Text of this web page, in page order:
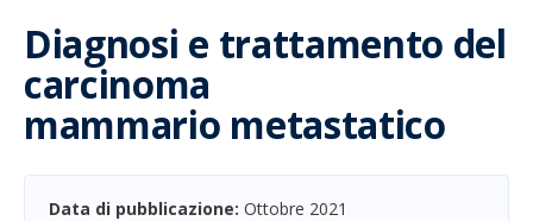
Diagnosi e trattamento del
carcinoma
mammario metastatico
Data di pubblicazione: Ottobre 2021